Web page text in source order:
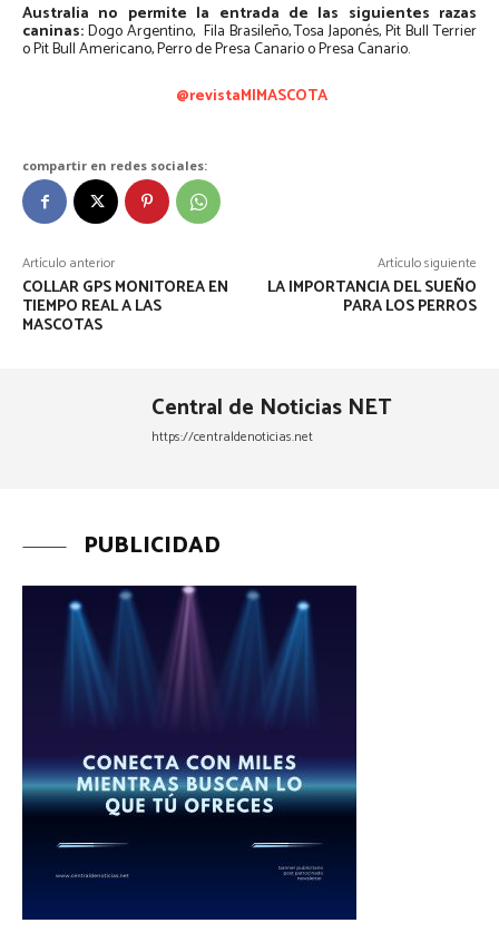
Australia no permite la entrada de las siguientes razas
caninas:Dogo Argentino, Fila Brasileño, Tosa Japonés, Pit Bull Terrier
o Pit Bull Americano, Perro de Presa Canario o Presa Canario.
@revistaMIMASCOTA
compartir en redes sociales:
Artículo anterior
COLLAR GPS MONITOREA EN
TIEMPO REAL A LAS
MASCOTAS
Artículo siguiente
LA IMPORTANCIA DEL SUEÑO
PARA LOS PERROS
Central de Noticias NET
https://centraldenoticias.net
PUBLICIDAD